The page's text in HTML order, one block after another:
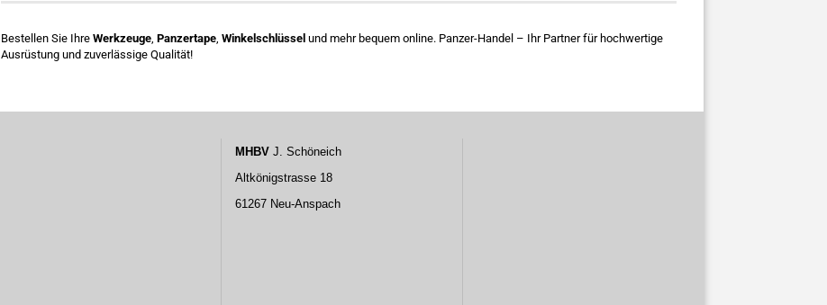
Bestellen Sie Ihre Werkzeuge, Panzertape, Winkelschlüssel und mehr bequem online. Panzer-Handel – Ihr Partner für hochwertige
Ausrüstung und zuverlässige Qualität!
MHBV J. Schöneich
Altkönigstrasse 18
61267 Neu-Anspach